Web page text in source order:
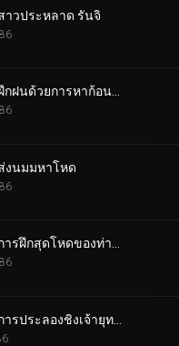
าวประหลาด รันจิ
ตอนที่ 16 ฝึกฝนด้วยการหาก้อนหิน
งนมมหาโหด
ตอนที่ 18 การฝึกสุดโหดของท่านผู้เฒ่าเต่า